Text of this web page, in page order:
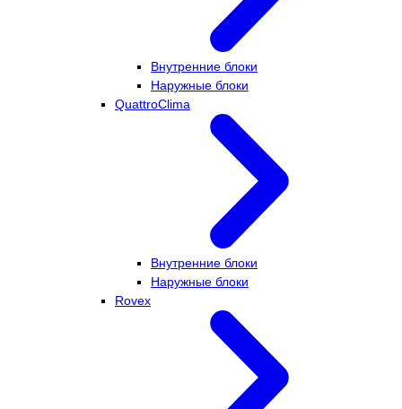
Внутренние блоки
Наружные блоки
QuattroClima
Внутренние блоки
Наружные блоки
Rovex